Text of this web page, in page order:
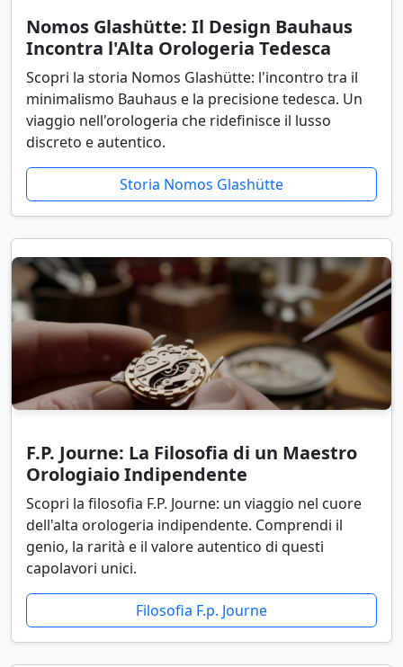
Nomos Glashütte: Il Design Bauhaus
Incontra l'Alta Orologeria Tedesca
Scopri la storia Nomos Glashütte: l'incontro tra il
minimalismo Bauhaus e la precisione tedesca. Un
viaggio nell'orologeria che ridefinisce il lusso
discreto e autentico.
Storia Nomos Glashütte
F.P. Journe: La Filosofia di un Maestro
Orologiaio Indipendente
Scopri la filosofia F.P. Journe: un viaggio nel cuore
dell'alta orologeria indipendente. Comprendi il
genio, la rarità e il valore autentico di questi
capolavori unici.
Filosofia F.p. Journe